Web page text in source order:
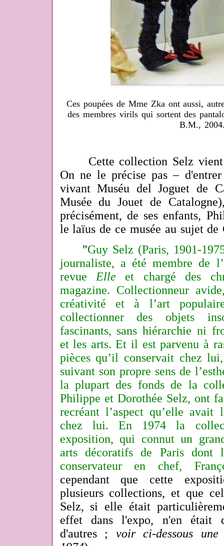
Ces poupées de Mme Zka ont aussi,
des membres virils qui sortent des
B.M.,
Cette collection Selz vient
On ne le précise pas –
vivant Muséu del Joguet de
Musée du Jouet de
précisément, de ses enfants,
le laïus de ce musée au sujet
"Guy Selz (Paris, 1901-
journaliste, a été membre de
revueElle et chargé des
magazine. Collectionneur
créativité et à l’art
collectionner des objets
fascinants, sans hiérarchie ni
et les arts. Et il est parvenu à
pièces qu’il conservait chez
suivant son propre sens de
la plupart des fonds de la
Philippe et Dorothée Selz, ont
recréant l’aspect qu’elle avait
chez lui. En 1974 la
exposition, qui connut un
arts décoratifs de Paris dont
conservateur en chef,
cependant que cette
plusieurs collections, et que
Selz, si elle était
effet dans l'expo, n'en était
d'autres ; voir ci-dessous